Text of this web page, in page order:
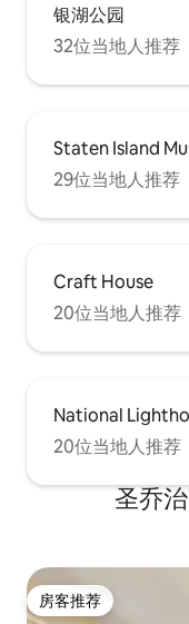
银湖公园
32位当地人推荐
Staten Island
29位当地人推荐
Craft House
20位当地人推荐
National
20位当地人推荐
圣乔
房客推荐
房客推荐